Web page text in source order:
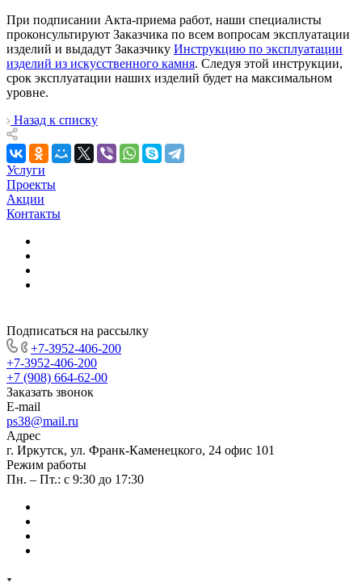
При подписании Акта-приема работ, наши специалисты
проконсультируют Заказчика по всем вопросам эксплуатации
изделий и выдадут Заказчику Инструкцию по эксплуатации
изделий из искусственного камня. Следуя этой инструкции,
срок эксплуатации наших изделий будет на максимальном
уровне.
Назад к списку
Услуги
Проекты
Акции
Контакты
Подписаться на рассылку
+7-3952-406-200
+7-3952-406-200
+7 (908) 664-62-00
Заказать звонок
E-mail
ps38@mail.ru
Адрес
г. Иркутск, ул. Франк-Каменецкого, 24 офис 101
Режим работы
Пн. – Пт.: с 9:30 до 17:30